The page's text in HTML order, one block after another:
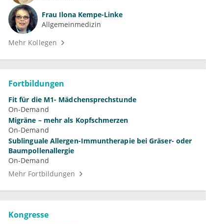
Frau Ilona Kempe-Linke
Allgemeinmedizin
Mehr Kollegen
Fortbildungen
Fit für die M1- Mädchensprechstunde
On-Demand
Migräne – mehr als Kopfschmerzen
On-Demand
Sublinguale Allergen-Immuntherapie bei Gräser- oder
Baumpollenallergie
On-Demand
Mehr Fortbildungen
Kongresse